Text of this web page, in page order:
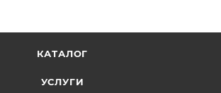
КАТАЛОГ
УСЛУГИ